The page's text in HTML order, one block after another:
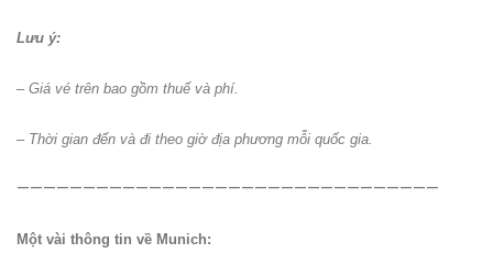
Lưu ý:
–Giá vé trên bao gồm thuế và phí.
– Thời gian đến và đi theo giờ địa phương mỗi quốc gia.
————————————————————————————————
Một vài thông tin về Munich: